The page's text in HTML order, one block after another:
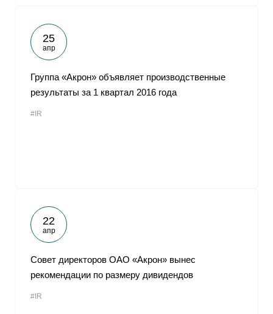
25
апр
Группа «Акрон» объявляет производственные
результаты за 1 квартал 2016 года
#IR
22
апр
Совет директоров ОАО «Акрон» вынес
рекомендации по размеру дивидендов
#IR